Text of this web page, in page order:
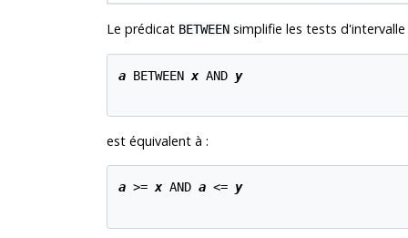
Le prédicat BETWEENsimplifie les tests d'intervalle
a BETWEEN x AND y
est équivalent à :
a >= x AND a <= y